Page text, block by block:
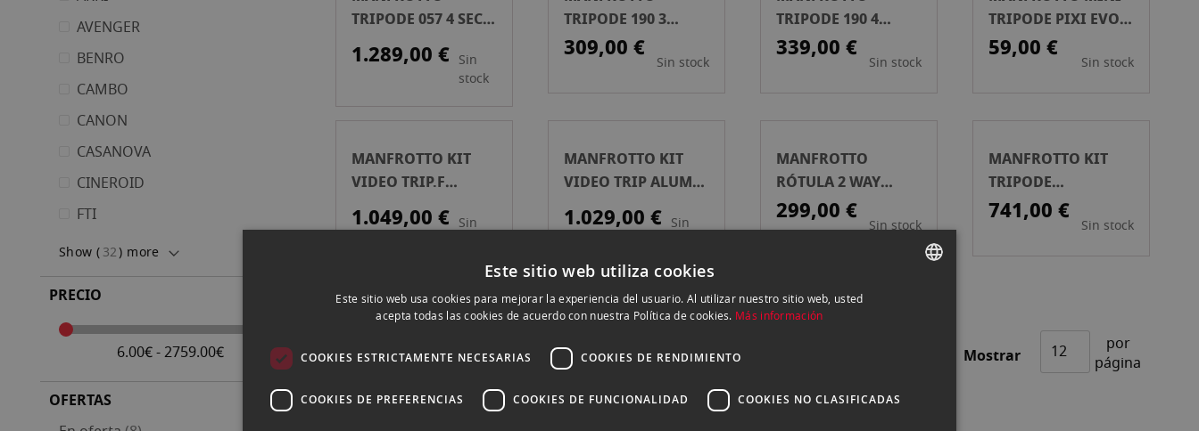
AVENGER
BENRO
CAMBO
CANON
CASANOVA
CINEROID
FTI
Show (32) more
PRECIO
6.00€ - 2759.00€
OFERTAS
TRIPODE 057 4 SECC
FIBRA.CARBONO
1.289,00 € Sin
stock
TRIPODE 190 3
SECC.ALUMINIO
309,00 €
Sin stock
TRIPODE 190 4
SECC.ALUMINIO
339,00 €
Sin stock
TRIPODE PIXI EVO
NEGRO
59,00 €
Sin stock
MANFROTTO KIT
VIDEO TRIP.F
CARBO MDEVE
755CX3K+ROTULA
1.049,00 € Sin
MANFROTTO KIT
VIDEO TRIP ALUM
546GB+ROTULA
502A
1.029,00 € Sin
MANFROTTO
RÓTULA 2 WAY
MVH502AH +
ZAPATA 504 PLV
299,00 €
Sin stock
MANFROTTO KIT
TRIPODE
MVT502AM+ROTULA
741,00 €
Sin stock
Actualmente estás leyendo página
PáginaPágina
8 Página
9 Mostrar
por
página
Este sitio web utiliza cookies
Este sitio web usa cookies para mejorar la experiencia del usuario. Al utilizar nuestro sitio web, usted
acepta todas las cookies de acuerdo con nuestra Política de cookies. Más información
COOKIES ESTRICTAMENTE NECESARIAS COOKIES DE RENDIMIENTO
COOKIES DE PREFERENCIAS COOKIES DE FUNCIONALIDAD COOKIES NO CLASIFICADAS